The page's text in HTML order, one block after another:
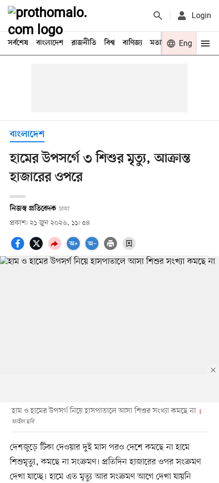
Login
সর্বশেষ বাংলাদেশ রাজনীতি বিশ্ব বাণিজ্য মতামত খেলা
Eng
বাংলাদেশ
হামের উপসর্গে ৩ শিশুর মৃত্যু, আক্রান্ত
হাজারের ওপরে
নিজস্ব প্রতিবেদক ঢাকা
প্রকাশ: ২১ জুন ২০২৬, ১১: ৫৪
হাম ও হামের উপসর্গ নিয়ে হাসপাতালে আসা শিশুর সংখ্যা কমছে না
ফাইল ছবি
দেশজুড়ে টিকা দেওয়ার দুই মাস পরও দেশে কমছে না হামে
শিশুমৃত্যু, কমছে না সংক্রমণ। প্রতিদিন হাজারের ওপর সংক্রমণ
দেখা যাচ্ছে। হামে এত মৃত্যু আর সংক্রমণ আগে দেখা যায়নি